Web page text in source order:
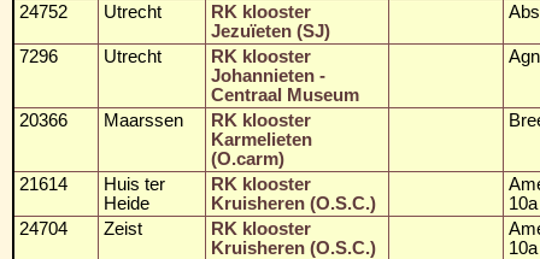
24752
Utrecht
RK klooster
Jezuïeten (SJ)
7296 Utrecht
RK klooster
Johannieten -
Centraal Museum
20366 Maarssen
RK klooster
Karmelieten
(O.carm)
21614
Huis ter
Heide
RK klooster
Kruisheren (O.S.C.)
10a
24704
Zeist
RK klooster
Kruisheren (O.S.C.)
10a